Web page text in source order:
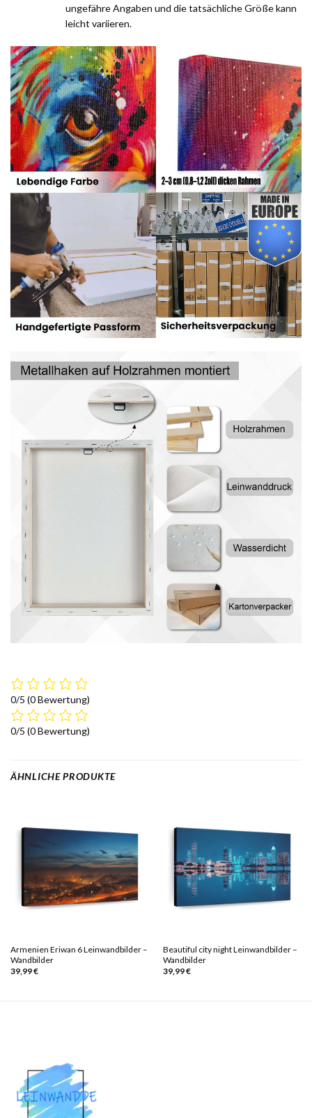
ungefähre Angaben und die tatsächliche Größe kann
leicht variieren.
0/5 (0 Bewertung)
0/5 (0 Bewertung)
ÄHNLICHE PRODUKTE
Armenien Eriwan 6 Leinwandbilder –
Wandbilder
39,99€
Beautiful city night Leinwandbilder –
Wandbilder
39,99€